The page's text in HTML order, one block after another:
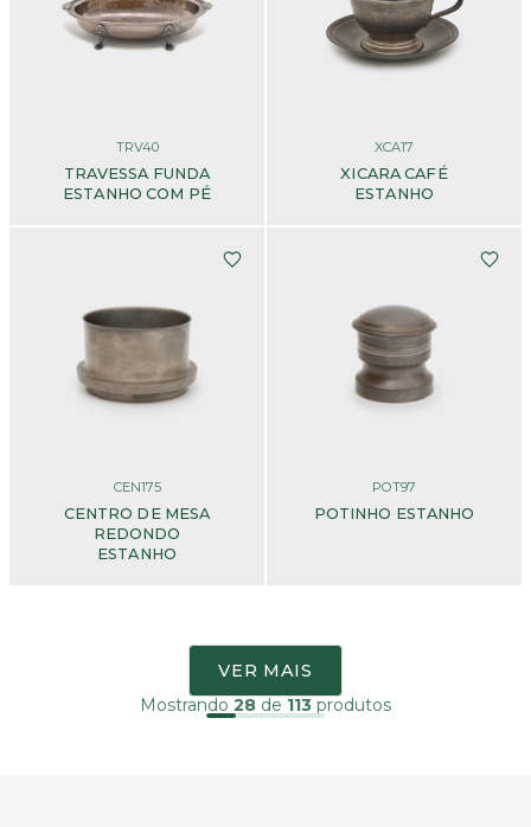
TRV40
TRAVESSA FUNDA
ESTANHO COM PÉ
XCA17
XICARA CAFÉ
ESTANHO
CEN175
CENTRO DE MESA
REDONDO
ESTANHO
POT97
POTINHO ESTANHO
VER MAIS
Mostrando 28 de 113 produtos